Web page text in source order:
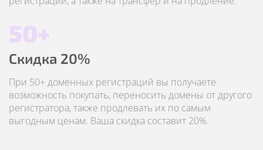
50+
Скидка 20%
При 50+ доменных регистраций вы получаете
возможность покупать, переносить домены от другого
регистратора, также продлевать их по самым
выгодным ценам. Ваша скидка составит 20%.